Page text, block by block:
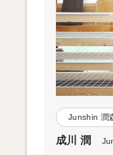
Junshin 潤
成川 潤